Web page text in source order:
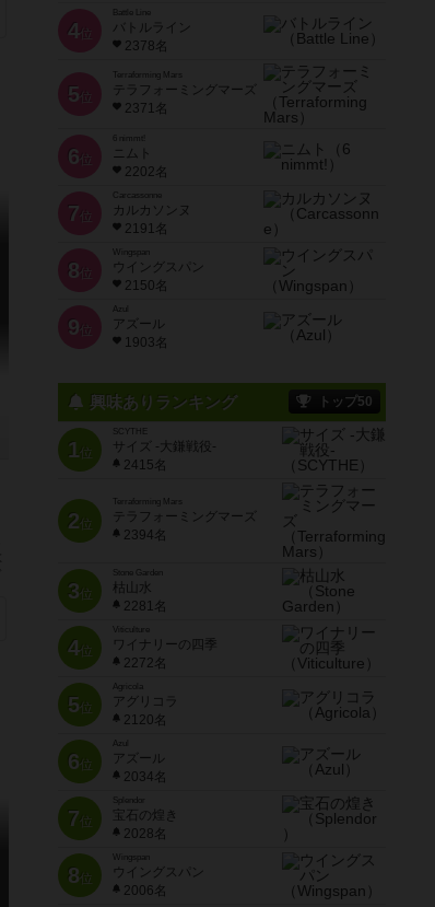
4位
Battle Line
バトルライン
2378名
5 位
Terraforming Mars
テラフォーミングマーズ
2371名
6 位
ニムト
2202名
7 位
Carcassonne
カルカソンヌ
2191名
8 位
Wingspan
ウイングスパン
2150名
9 位
Azul
アズール
1903名
興味ありランキング トップ50
1位
SCYTHE
サイズ -大鎌戦役-
2415名
2位
Terraforming Mars
テラフォーミングマーズ
2394名
3位
Stone Garden
枯山水
2281名
4位
Viticulture
ワイナリーの四季
2272名
5位
Agricola
アグリコラ
2120名
6位
Azul
アズール
2034名
7位
宝石の煌き
2028名
8位
Wingspan
ウイングスパン
2006名